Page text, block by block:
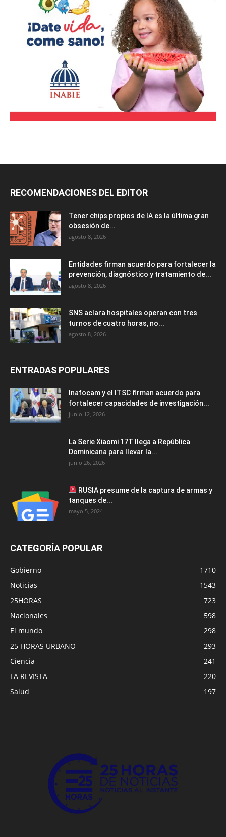
RECOMENDACIONES DEL EDITOR
Tener chips propios de IA es la última gran
obsesión de...
agosto 8, 2026
Entidades firman acuerdo para fortalecer la
prevención, diagnóstico y tratamiento de...
agosto 8, 2026
SNS aclara hospitales operan con tres
turnos de cuatro horas, no...
agosto 8, 2026
ENTRADAS POPULARES
Inafocam y el ITSC firman acuerdo para
fortalecer capacidades de investigación...
junio 12, 2026
La Serie Xiaomi 17T llega a República
Dominicana para llevar la...
junio 26, 2026
RUSIA presume de la captura de armas y
tanques de...
mayo 5, 2024
CATEGORÍA POPULAR
Gobierno
1710
Noticias
1543
25HORAS
723
Nacionales
598
El mundo
298
25 HORAS URBANO
293
Ciencia
241
LA REVISTA
220
Salud
197